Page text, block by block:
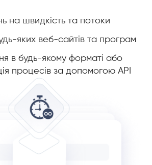
на швидкість та потоки
яких веб-сайтів та програм
в будь-якому форматі або
процесів за допомогою API